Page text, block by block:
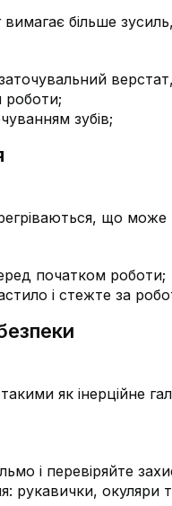
більше
роботи;
зубів;
що
початком роботи;
і стежте за
як інерційне
і перевіряйте
рукавички, окуляри